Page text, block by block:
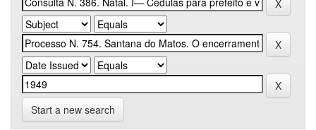
Start a new search